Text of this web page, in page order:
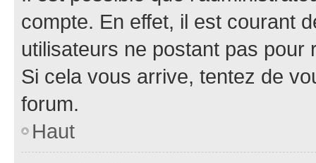
compte. En effet, il est courant
utilisateurs ne postant pas pour
Si cela vous arrive, tentez de
forum.
Haut